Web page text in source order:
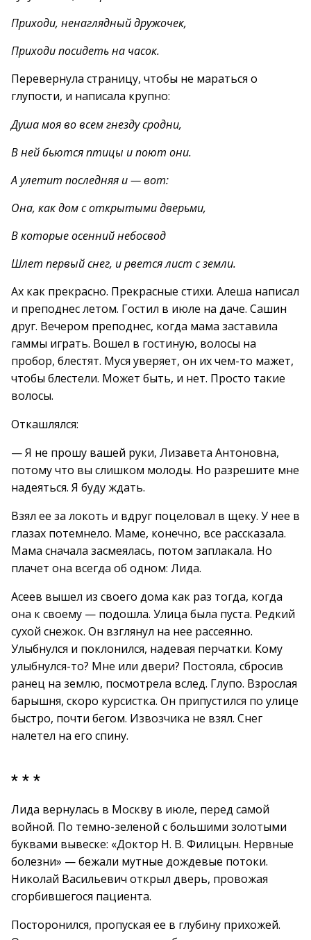
Приходи, ненаглядный дружочек,
Приходи посидеть на часок.
Перевернула страницу, чтобы не мараться о
глупости, и написала крупно:
Душа моя во всем гнезду сродни,
В ней бьются птицы и поют они.
А улетит последняя и — вот:
Она, как дом с открытыми дверьми,
В которые осенний небосвод
Шлет первый снег, и рвется лист с земли.
Ах как прекрасно. Прекрасные стихи. Алеша написал
и преподнес летом. Гостил в июле на даче. Сашин
друг. Вечером преподнес, когда мама заставила
гаммы играть. Вошел в гостиную, волосы на
пробор, блестят. Муся уверяет, он их чем-то мажет,
чтобы блестели. Может быть, и нет. Просто такие
волосы.
Откашлялся:
— Я не прошу вашей руки, Лизавета Антоновна,
потому что вы слишком молоды. Но разрешите мне
надеяться. Я буду ждать.
Взял ее за локоть и вдруг поцеловал в щеку. У нее в
глазах потемнело. Маме, конечно, все рассказала.
Мама сначала засмеялась, потом заплакала. Но
плачет она всегда об одном: Лида.
Асеев вышел из своего дома как раз тогда, когда
она к своему — подошла. Улица была пуста. Редкий
сухой снежок. Он взглянул на нее рассеянно.
Улыбнулся и поклонился, надевая перчатки. Кому
улыбнулся-то? Мне или двери? Постояла, сбросив
ранец на землю, посмотрела вслед. Глупо. Взрослая
барышня, скоро курсистка. Он припустился по улице
быстро, почти бегом. Извозчика не взял. Снег
налетел на его спину.
* * *
Лида вернулась в Москву в июле, перед самой
войной. По темно-зеленой с большими золотыми
буквами вывеске: «Доктор Н. В. Филицын. Нервные
болезни» — бежали мутные дождевые потоки.
Николай Васильевич открыл дверь, провожая
сгорбившегося пациента.
Посторонился, пропуская ее в глубину прихожей.